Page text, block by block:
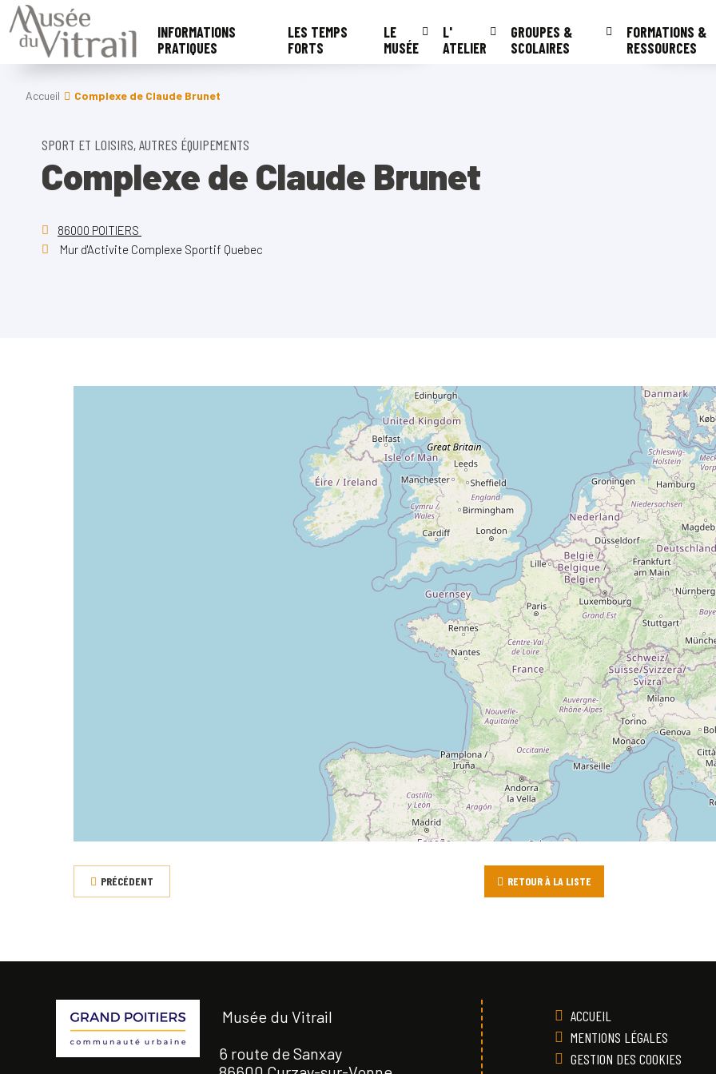
INFORMATIONS
PRATIQUES
LES TEMPS
FORTS
LE
MUSÉE
L'
ATELIER
GROUPES &
SCOLAIRES
FORMATIONS &
RESSOURCES
Accueil Complexe de Claude Brunet
SPORT ET LOISIRS, AUTRES ÉQUIPEMENTS
Complexe de Claude Brunet
86000 POITIERS
Mur d'Activite Complexe Sportif Quebec
PRÉCÉDENT RETOUR À LA LISTE
Musée du Vitrail
6 route de Sanxay
ACCUEIL
MENTIONS LÉGALES
GESTION DES COOKIES